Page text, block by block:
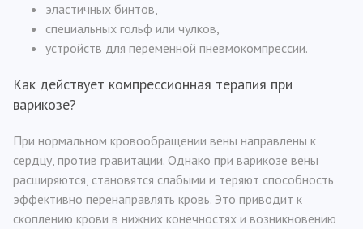
эластичных бинтов,
специальных гольф или чулков,
устройств для переменной пневмокомпрессии.
Как действует компрессионная терапия при
варикозе?
При нормальном кровообращении вены направлены к
сердцу, против гравитации. Однако при варикозе вены
расширяются, становятся слабыми и теряют способность
эффективно перенаправлять кровь. Это приводит к
скоплению крови в нижних конечностях и возникновению